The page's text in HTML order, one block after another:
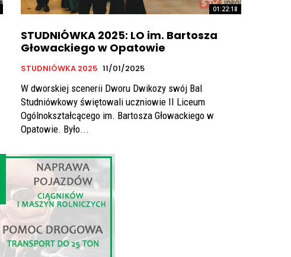
01:22:18
STUDNIÓWKA 2025: LO im. Bartosza
Głowackiego w Opatowie
STUDNIÓWKA 2025 11/01/2025
W dworskiej scenerii Dworu Dwikozy swój Bal
Studniówkowy świętowali uczniowie II Liceum
Ogólnokształcącego im. Bartosza Głowackiego w
Opatowie. Było...